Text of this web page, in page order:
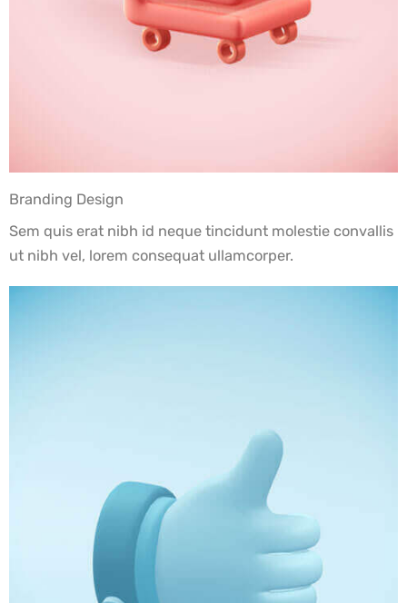
Branding Design
Sem quis erat nibh id neque tincidunt molestie convallis
ut nibh vel, lorem consequat ullamcorper.